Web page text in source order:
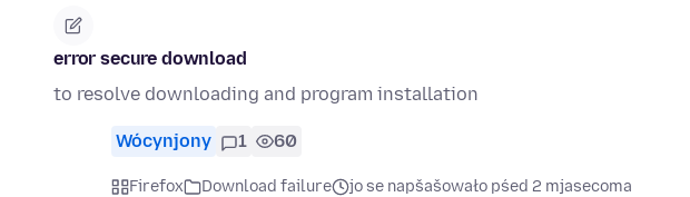
error secure download
to resolve downloading and program installation
Wócynjony 1 60
Firefox Download failure jo se napšašowało pśed 2 mjasecoma